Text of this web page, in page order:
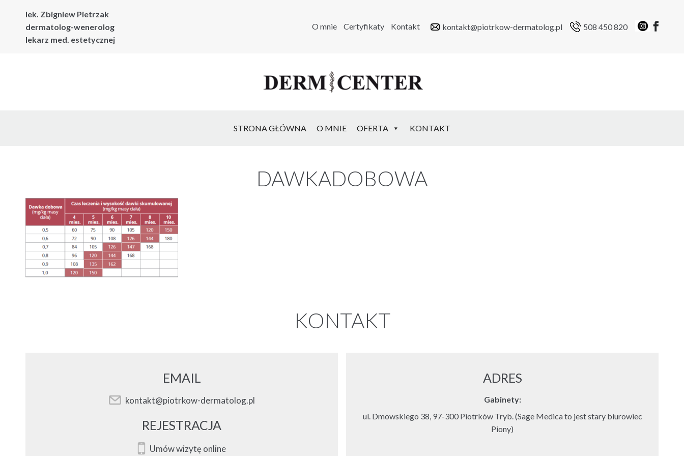
lek. Zbigniew Pietrzak
dermatolog-wenerolog
lekarz med. estetycznej
O mnie Certyfikaty Kontakt kontakt@piotrkow-dermatolog.pl 508 450 820
STRONA GŁÓWNA O MNIE OFERTA KONTAKT
DAWKADOBOWA
KONTAKT
EMAIL
kontakt@piotrkow-dermatolog.pl
REJESTRACJA
Umów wizytę online
ADRES
Gabinety:
ul. Dmowskiego 38, 97-300 Piotrków Tryb. (Sage Medica to jest stary biurowiec
Piony)